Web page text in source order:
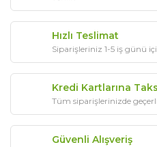
Hızlı Teslimat
Siparişleriniz 1-5 iş günü
Kredi Kartlarına
Tüm siparişlerinizde
Güvenli Alışveriş